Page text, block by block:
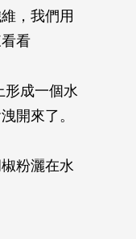
，我們用
看
形成一個水
開來了。
粉灑在水